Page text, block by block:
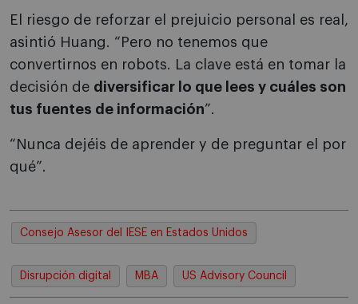
El riesgo de reforzar el prejuicio personal es real,
asintió Huang. “Pero no tenemos que
convertirnos en robots. La clave está en tomar la
decisión de diversificar lo que lees y cuáles son
tus fuentes de información”.
“Nunca dejéis de aprender y de preguntar el por
qué”.
Consejo Asesor del IESE en Estados Unidos
Disrupción digital MBA US Advisory Council